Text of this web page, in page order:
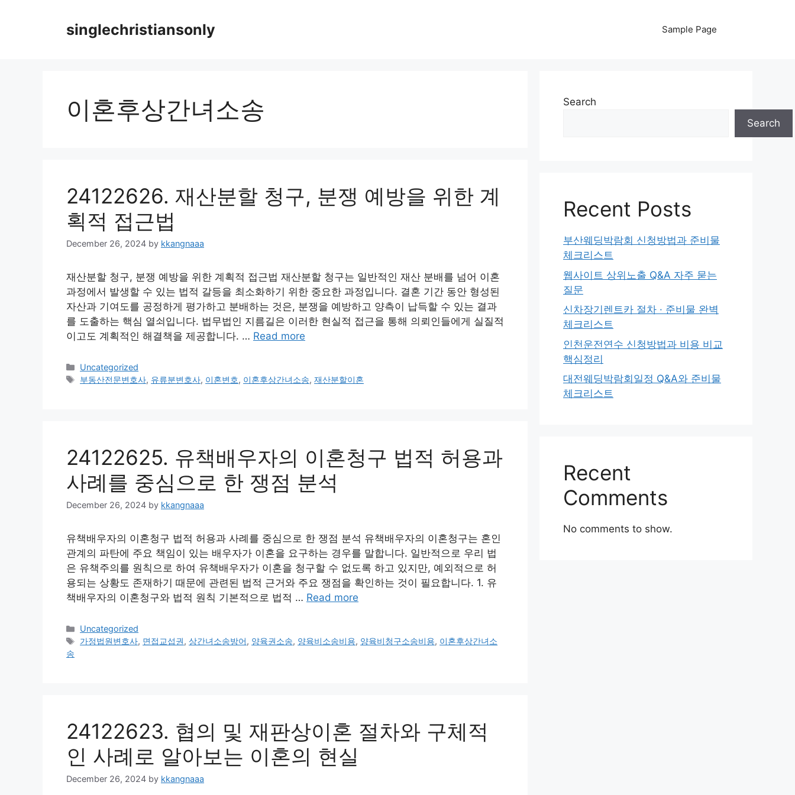
singlechristiansonly Sample Page
이혼후상간녀소송
24122626. 재산분할 청구, 분쟁 예방을 위한 계
획적 접근법
December 26, 2024 by kkangnaaa
재산분할 청구, 분쟁 예방을 위한 계획적 접근법 재산분할 청구는 일반적인 재산 분배를 넘어 이혼
과정에서 발생할 수 있는 법적 갈등을 최소화하기 위한 중요한 과정입니다. 결혼 기간 동안 형성된
자산과 기여도를 공정하게 평가하고 분배하는 것은, 분쟁을 예방하고 양측이 납득할 수 있는 결과
를 도출하는 핵심 열쇠입니다. 법무법인 지름길은 이러한 현실적 접근을 통해 의뢰인들에게 실질적
이고도 계획적인 해결책을 제공합니다. … Read more
Categories
Uncategorized
Tags
부동산전문변호사, 유류분변호사, 이혼변호, 이혼후상간녀소송,재산분할이혼
24122625. 유책배우자의 이혼청구 법적 허용과
사례를 중심으로 한 쟁점 분석
December 26, 2024 by kkangnaaa
유책배우자의 이혼청구 법적 허용과 사례를 중심으로 한 쟁점 분석 유책배우자의 이혼청구는 혼인
관계의 파탄에 주요 책임이 있는 배우자가 이혼을 요구하는 경우를 말합니다. 일반적으로 우리 법
은 유책주의를 원칙으로 하여 유책배우자가 이혼을 청구할 수 없도록 하고 있지만, 예외적으로 허
용되는 상황도 존재하기 때문에 관련된 법적 근거와 주요 쟁점을 확인하는 것이 필요합니다. 1. 유
책배우자의 이혼청구와 법적 원칙 기본적으로 법적 … Read more
Categories
Uncategorized
Tags
가정법원변호사, 면접교섭권,상간녀소송방어, 양육권소송, 양육비소송비용, 양육비청구소송비용, 이혼후상간녀소
송
24122623. 협의 및 재판상이혼 절차와 구체적
인 사례로 알아보는 이혼의 현실
December 26, 2024 by kkangnaaa
Search
Search
Recent Posts
부산웨딩박람회 신청방법과 준비물
체크리스트
웹사이트 상위노출 Q&A 자주 묻는
질문
신차장기렌트카 절차 · 준비물 완벽
체크리스트
인천운전연수 신청방법과 비용 비교
핵심정리
대전웨딩박람회일정 Q&A와 준비물
체크리스트
Recent
Comments
No comments to show.